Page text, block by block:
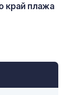
край плажа